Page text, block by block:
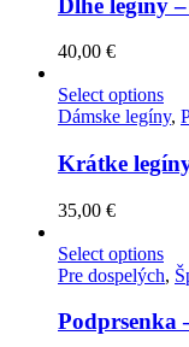
40,00 €
Select options
Dámske legíny,
Krátke
35,00 €
Select options
Pre dospelých,
Podprsenka